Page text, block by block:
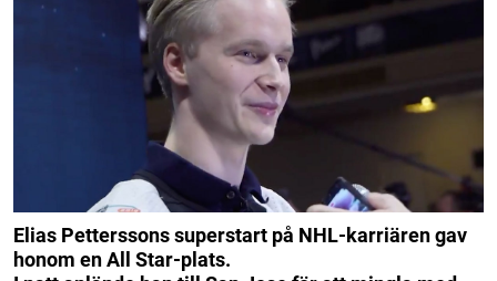
Elias Petterssons superstart på NHL-karriären gav
honom en All Star-plats.